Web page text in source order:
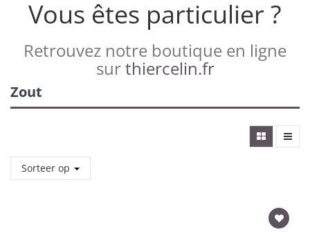
Vous êtes particulier ?
Retrouvez notre boutique en ligne
surthiercelin.fr
Zout
Sorteer op